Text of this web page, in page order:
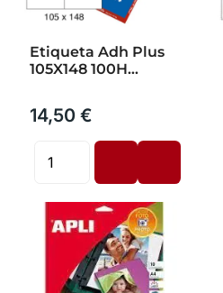
Etiqueta Adh Plus
105X148 100H
14,50 €